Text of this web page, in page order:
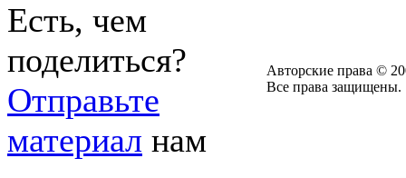
Есть, чем
поделиться?
Отправьте
материал нам
Авторские права ©
Все права защищены.